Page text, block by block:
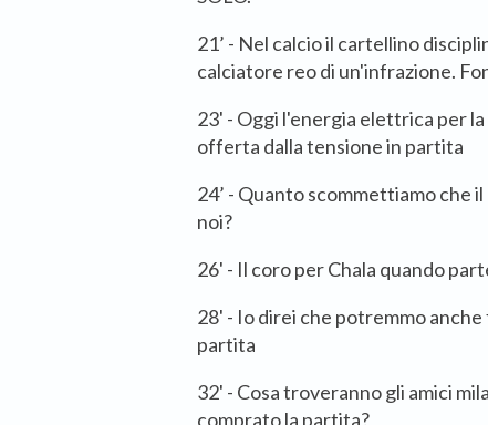
21’ - Nel calcio il cartellino
calciatore reo di un'infrazione.
23' - Oggi l'energia elettrica per
offerta dalla tensione in partita
24’ - Quanto scommettiamo che
noi?
26' - Il coro per Chala quando
28' - Io direi che potremmo
partita
32' - Cosa troveranno gli amici
comprato la partita?